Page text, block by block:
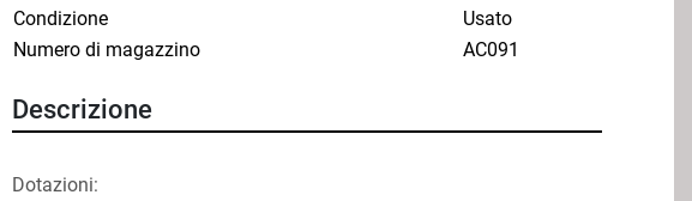
Condizione
Usato
Numero di magazzino
AC091
Descrizione